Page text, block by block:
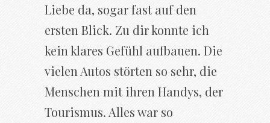
Liebe da, sogar fast auf den
ersten Blick. Zu dir konnte ich
kein klares Gefühl aufbauen. Die
vielen Autos störten so sehr, die
Menschen mit ihren Handys, der
Tourismus. Alles war so